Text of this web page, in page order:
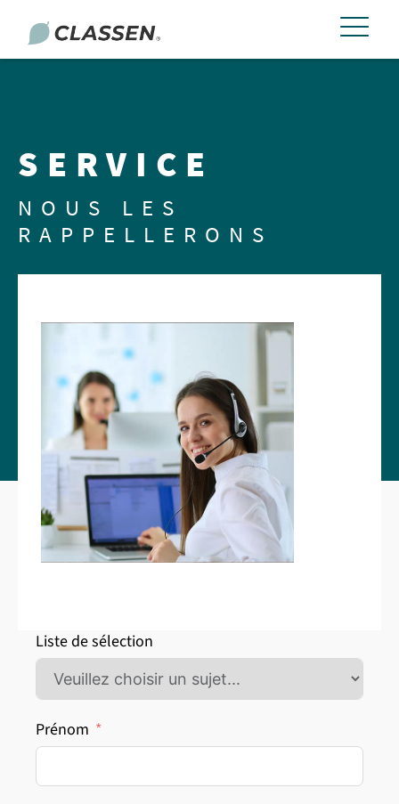
SERVICE
NOUS LES
RAPPELLERONS
Liste de sélection
Prénom